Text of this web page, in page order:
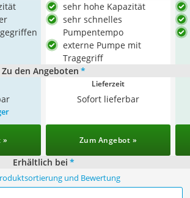
sehr hohe Kapazität
sehr schnelles
Pumpentempo
externe Pumpe mit
Tragegriff
Zu den Angeboten *
Lieferzeit
Sofort lieferbar
» Zum Angebot »
Erhältlich bei *
und Bewertung